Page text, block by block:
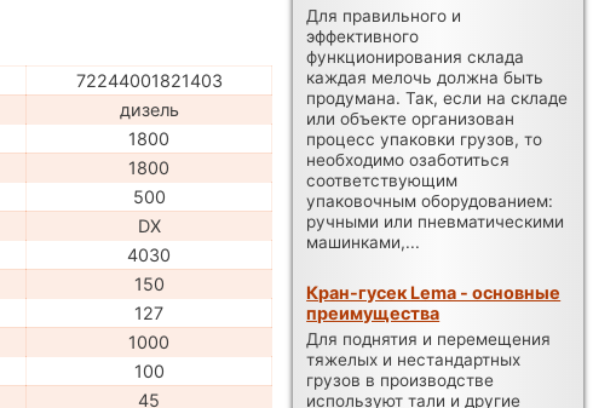
72244001821403
дизель
1800
1800
500
DX
4030
150
127
1000
100
45
Для правильного и
эффективного
функционирования склада
каждая мелочь должна быть
продумана. Так, если на складе
или объекте организован
процесс упаковки грузов, то
необходимо озаботиться
соответствующим
упаковочным оборудованием:
ручными или пневматическими
машинками,...
Кран-гусек Lema - основные
преимущества
Для поднятия и перемещения
тяжелых и нестандартных
грузов в производстве
используют тали и другие